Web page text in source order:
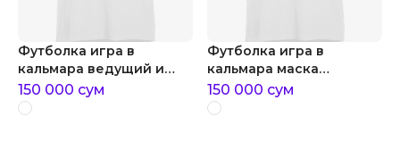
Футболка игра в
кальмара ведущий и
охранники
150 000 сум
Футболка игра в
кальмара маска
ведущего игра в
кальмара
150 000 сум